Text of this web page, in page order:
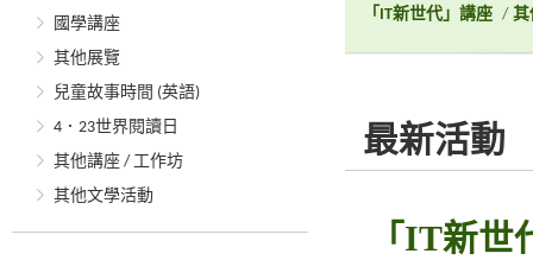
國學講座
其他展覽
兒童故事時間 (英語)
4．23世界閱讀日
其他講座 / 工作坊
其他文學活動
「IT新世代」講座 / 其
最新活動
「IT新